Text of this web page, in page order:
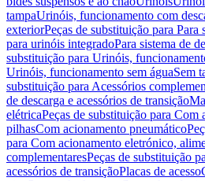
tampaUrinóis, funcionamento com
exteriorPeças de substituição para
para urinóis integradoPara sistema de
substituição para Urinóis,
Urinóis, funcionamento sem águaSem
substituição para Acessórios
de descarga e acessórios de transição
elétricaPeças de substituição para
pilhasCom acionamento pneumático
para Com acionamento eletrónico,
complementaresPeças de substituição
acessórios de transiçãoPlacas de acesso